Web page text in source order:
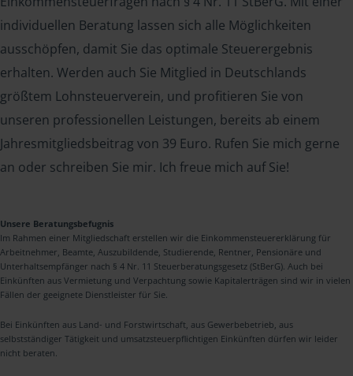
individuellen Beratung lassen sich alle Möglichkeiten
ausschöpfen, damit Sie das optimale Steuerergebnis
erhalten. Werden auch Sie Mitglied in Deutschlands
größtem Lohnsteuerverein, und profitieren Sie von
unseren professionellen Leistungen, bereits ab einem
Jahresmitgliedsbeitrag von 39 Euro. Rufen Sie mich gerne
an oder schreiben Sie mir. Ich freue mich auf Sie!
Unsere Beratungsbefugnis
Im Rahmen einer Mitgliedschaft erstellen wir die Einkommensteuererklärung für
Arbeitnehmer, Beamte, Auszubildende, Studierende, Rentner, Pensionäre und
Unterhaltsempfänger nach § 4 Nr. 11 Steuerberatungsgesetz (StBerG). Auch bei
Einkünften aus Vermietung und Verpachtung sowie Kapitalerträgen sind wir in vielen
Fällen der geeignete Dienstleister für Sie.
Bei Einkünften aus Land- und Forstwirtschaft, aus Gewerbebetrieb, aus
selbstständiger Tätigkeit und umsatzsteuerpflichtigen Einkünften dürfen wir leider
nicht beraten.